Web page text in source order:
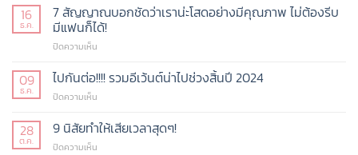
เปิด
ใหม่
มา
แรง
แห่ง
แรง
16
ธ.ค.
7 สัญญาณบอกชัดว่าเราน่ะโสดอย่างมีคุณภาพ ไม่ต้องรีบ
มีแฟนก็ได้!
ปิดความเห็น
สัญญาณ
บอก
เรา
09
ธ.ค.
ไปกันต่อ!!!! รวมอีเว้นต์น่าไปช่วงสิ้นปี 2024
ปิดความเห็น
กัน
ต่อ!!!!
28
ต.ค.
9 นิสัยทำให้เสียเวลาสุดๆ!
ปิดความเห็น